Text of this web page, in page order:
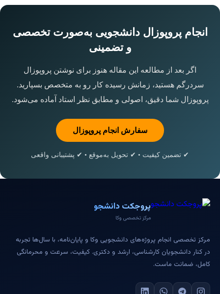
انجام پروپوزال دانشجویی به‌صورت تخصصی
و تضمینی
اگر بعد از مطالعه این مقاله هنوز برای نوشتن پروپوزال
سردرگم هستید، زمانش رسیده کار رو به متخصص بسپارید.
پروپوزال شما دقیق، اصولی و مطابق نظر استاد آماده می‌شود.
سفارش انجام پروپوزال
✔ تضمین کیفیت • ✔ تحویل به‌موقع • ✔ پشتیبانی واقعی
پروجکت دانشجو
مرکز تخصصی وکا
مرکز تخصصی انجام پروژه‌های دانشجویی وکا و پایان‌نامه، با سال‌ها تجربه
در کنار دانشجویان کارشناسی، ارشد و دکتری. کیفیت، سرعت و محرمانگی
کامل، ضمانت ماست.